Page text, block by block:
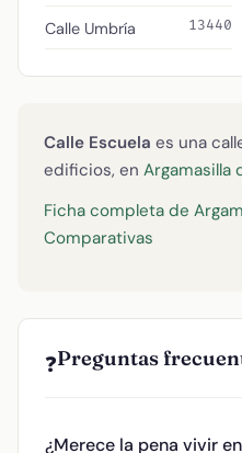
Calle Umbría 13440
Calle Escuela es una
edificios, en Argamasilla
Ficha completa de
Comparativas
❓Preguntas
¿Merece la pena vivir